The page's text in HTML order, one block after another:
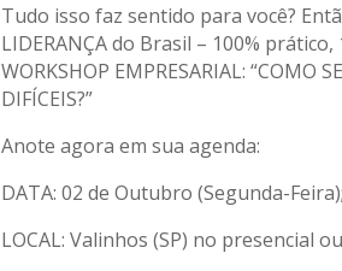
Tudo isso faz sentido para você?
LIDERANÇA do Brasil – 100% prático,
WORKSHOP EMPRESARIAL: “COMO
DIFÍCEIS?”
Anote agora em sua agenda:
DATA: 02 de Outubro (Segunda-Feira);
LOCAL: Valinhos (SP) no presencial